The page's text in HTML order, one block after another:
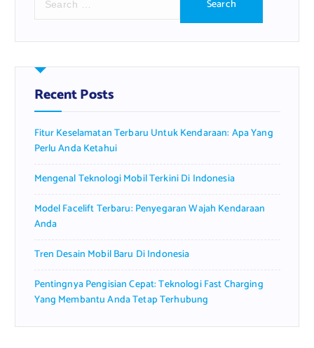
r
h
f
o
:
Recent Posts
Fitur Keselamatan Terbaru Untuk Kendaraan: Apa Yang
Perlu Anda Ketahui
Mengenal Teknologi Mobil Terkini Di Indonesia
Model Facelift Terbaru: Penyegaran Wajah Kendaraan
Anda
Tren Desain Mobil Baru Di Indonesia
Pentingnya Pengisian Cepat: Teknologi Fast Charging
Yang Membantu Anda Tetap Terhubung